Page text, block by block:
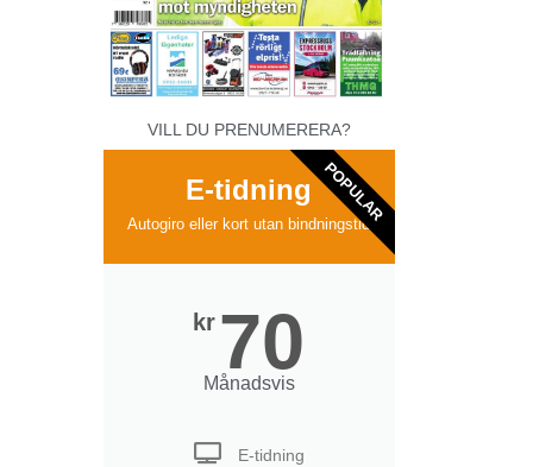
VILL DU PRENUMERERA?
E-tidning
Autogiro eller kort utan bindningstid
kr 70
Månadsvis
E-tidning
POPULAR